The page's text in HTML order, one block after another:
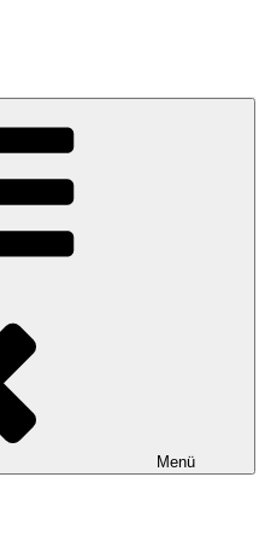
Container
Menü